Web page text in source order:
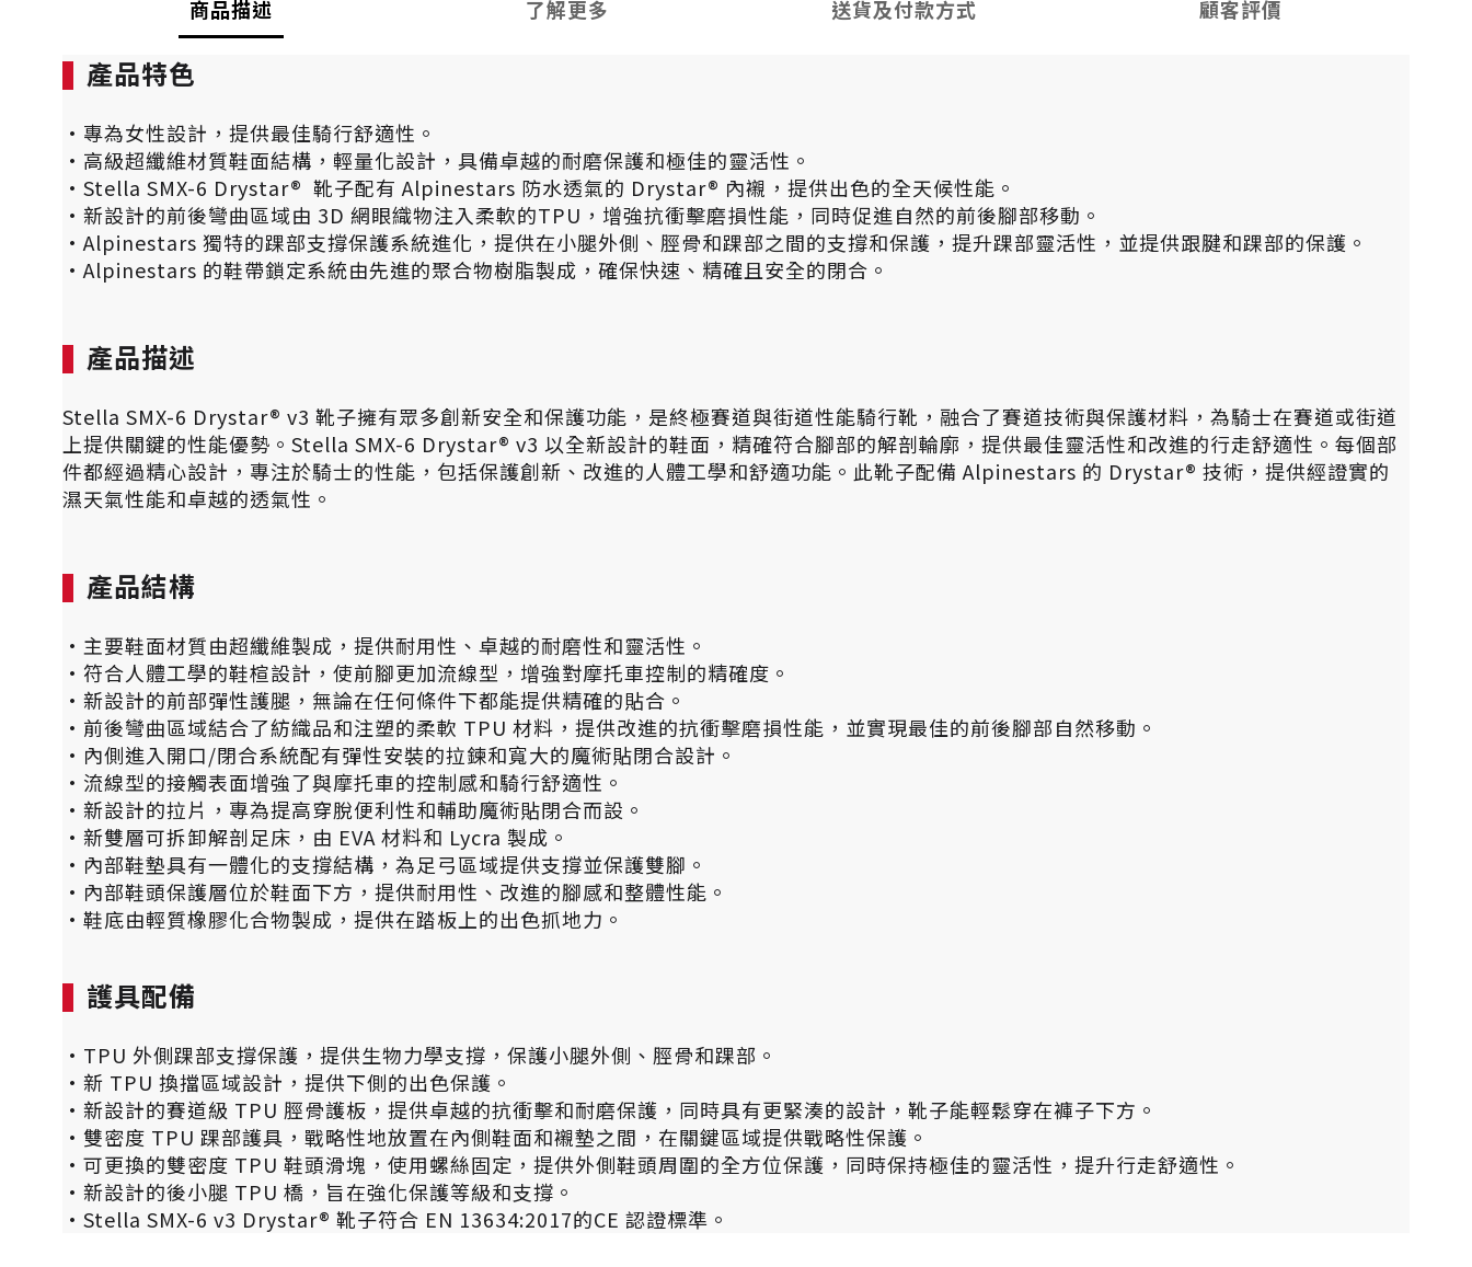
商品描述 了解更多 送貨及付款方式 顧客評價
產品特色
·專為女性設計，提供最佳騎行舒適性。
·高級超纖維材質鞋面結構，輕量化設計，具備卓越的耐磨保護和極佳的靈活性。
·Stella SMX-6 Drystar® 靴子配有 Alpinestars 防水透氣的 Drystar® 內襯，提供出色的全天候性能。
·新設計的前後彎曲區域由 3D 網眼織物注入柔軟的TPU，增強抗衝擊磨損性能，同時促進自然的前後腳部移動。
·Alpinestars 獨特的踝部支撐保護系統進化，提供在小腿外側、脛骨和踝部之間的支撐和保護，提升踝部靈活性，並提供跟腱和踝部的保護。
·Alpinestars 的鞋帶鎖定系統由先進的聚合物樹脂製成，確保快速、精確且安全的閉合。
產品描述
Stella SMX-6 Drystar® v3 靴子擁有眾多創新安全和保護功能，是終極賽道與街道性能騎行靴，融合了賽道技術與保護材料，為騎士在賽道或街道
上提供關鍵的性能優勢。Stella SMX-6 Drystar® v3 以全新設計的鞋面，精確符合腳部的解剖輪廓，提供最佳靈活性和改進的行走舒適性。每個部
件都經過精心設計，專注於騎士的性能，包括保護創新、改進的人體工學和舒適功能。此靴子配備 Alpinestars 的 Drystar® 技術，提供經證實的
濕天氣性能和卓越的透氣性。
產品結構
·主要鞋面材質由超纖維製成，提供耐用性、卓越的耐磨性和靈活性。
·符合人體工學的鞋楦設計，使前腳更加流線型，增強對摩托車控制的精確度。
·新設計的前部彈性護腿，無論在任何條件下都能提供精確的貼合。
·前後彎曲區域結合了紡織品和注塑的柔軟 TPU 材料，提供改進的抗衝擊磨損性能，並實現最佳的前後腳部自然移動。
·內側進入開口/閉合系統配有彈性安裝的拉鍊和寬大的魔術貼閉合設計。
·流線型的接觸表面增強了與摩托車的控制感和騎行舒適性。
·新設計的拉片，專為提高穿脫便利性和輔助魔術貼閉合而設。
·新雙層可拆卸解剖足床，由 EVA 材料和 Lycra 製成。
·內部鞋墊具有一體化的支撐結構，為足弓區域提供支撐並保護雙腳。
·內部鞋頭保護層位於鞋面下方，提供耐用性、改進的腳感和整體性能。
·鞋底由輕質橡膠化合物製成，提供在踏板上的出色抓地力。
護具配備
·TPU 外側踝部支撐保護，提供生物力學支撐，保護小腿外側、脛骨和踝部。
·新 TPU 換擋區域設計，提供下側的出色保護。
·新設計的賽道級 TPU 脛骨護板，提供卓越的抗衝擊和耐磨保護，同時具有更緊湊的設計，靴子能輕鬆穿在褲子下方。
·雙密度 TPU 踝部護具，戰略性地放置在內側鞋面和襯墊之間，在關鍵區域提供戰略性保護。
·可更換的雙密度 TPU 鞋頭滑塊，使用螺絲固定，提供外側鞋頭周圍的全方位保護，同時保持極佳的靈活性，提升行走舒適性。
·新設計的後小腿 TPU 橋，旨在強化保護等級和支撐。
·Stella SMX-6 v3 Drystar® 靴子符合 EN 13634:2017的CE 認證標準。